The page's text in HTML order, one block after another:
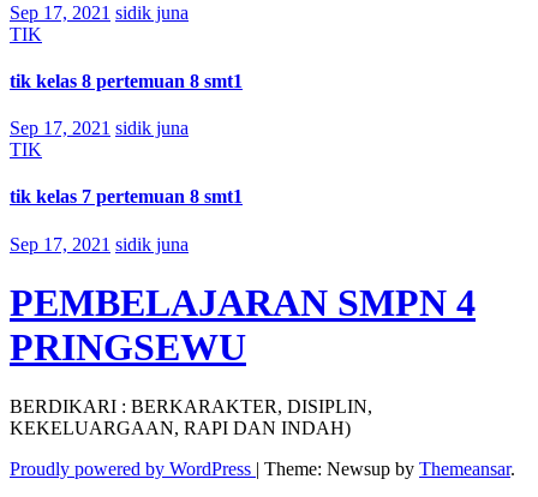
Sep 17, 2021 sidik juna
TIK
tik kelas 8 pertemuan 8 smt1
Sep 17, 2021 sidik juna
TIK
tik kelas 7 pertemuan 8 smt1
Sep 17, 2021 sidik juna
PEMBELAJARAN SMPN 4
PRINGSEWU
BERDIKARI : BERKARAKTER, DISIPLIN,
KEKELUARGAAN, RAPI DAN INDAH)
Proudly powered by WordPress | Theme: Newsup by Themeansar.